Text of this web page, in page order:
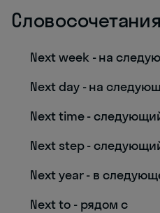
Словосочетания
Next week - на
Next day - на
Next time -
Next step -
Next year - в
Next to - рядом с